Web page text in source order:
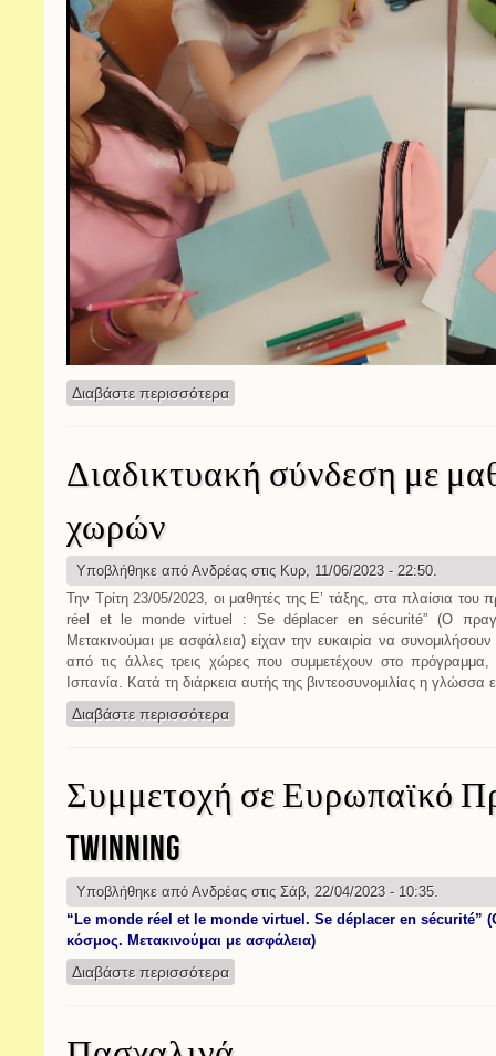
Διαβάστε περισσότερα
Διαδικτυακή σύνδεση με
χωρών
Υποβλήθηκε από Ανδρέας στις Κυρ, 11/06/2023 - 22:50.
Την Τρίτη 23/05/2023, οι μαθητές της Ε’ τάξης, στα πλαίσια του
réel et le monde virtuel : Se déplacer en sécurité” (Ο
Μετακινούμαι με ασφάλεια) είχαν την ευκαιρία να συνομιλήσουν
από τις άλλες τρεις χώρες που συμμετέχουν στο πρόγραμμα,
Ισπανία. Κατά τη διάρκεια αυτής της βιντεοσυνομιλίας η γλώσσα
Διαβάστε περισσότερα
Συμμετοχή σε Ευρωπαϊκό
Twinning
Υποβλήθηκε από Ανδρέας στις Σάβ, 22/04/2023 - 10:35.
“Le monde réel et le monde virtuel. Se déplacer en sécurité” (Ο
κόσμος. Μετακινούμαι με ασφάλεια)
Διαβάστε περισσότερα